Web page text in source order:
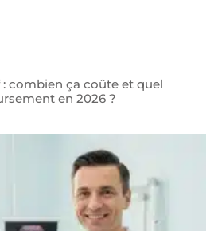
combien ça coûte et quel
en 2026 ?